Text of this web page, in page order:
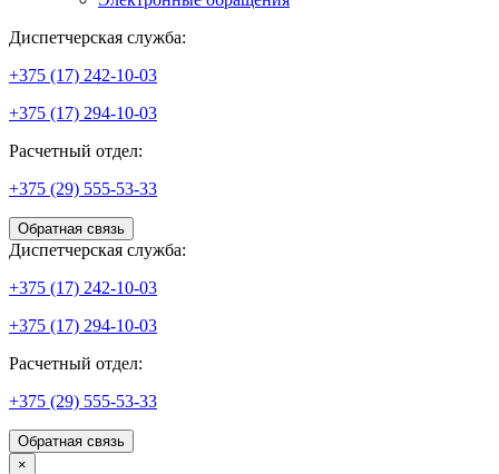
Диспетчерская служба:
+375 (17) 242-10-03
+375 (17) 294-10-03
Расчетный отдел:
+375 (29) 555-53-33
Обратная связь
Диспетчерская служба:
+375 (17) 242-10-03
+375 (17) 294-10-03
Расчетный отдел:
+375 (29) 555-53-33
Обратная связь
×